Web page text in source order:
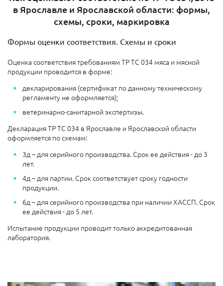
в Ярославле и Ярославской области: формы,
схемы, сроки, маркировка
Формы оценки соответствия. Схемы и сроки
Оценка соответствия требованиям ТР ТС 034 мяса и мясной
продукции проводится в форме:
декларирования (сертификат по данному техническому
регламенту не оформляется);
ветеринарно-санитарной экспертизы.
Декларация ТР ТС 034 в Ярославле и Ярославской области
оформляется по схемам:
3д – для серийного производства. Срок ее действия - до 3
лет.
4д – для партии. Срок соответствует сроку годности
продукции.
6д – для серийного производства при наличии ХАССП. Срок
ее действия - до 5 лет.
Испытание продукции проводит только аккредитованная
лаборатория.